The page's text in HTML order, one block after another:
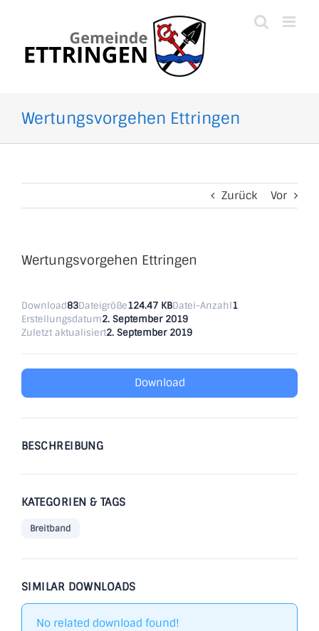
Wertungsvorgehen Ettringen
Zurück Vor
Wertungsvorgehen Ettringen
Download83Dateigröße124.47 KBDatei-Anzahl1
Erstellungsdatum2. September 2019
Zuletzt aktualisiert2. September 2019
Download
BESCHREIBUNG
KATEGORIEN & TAGS
Breitband
SIMILAR DOWNLOADS
No related download found!